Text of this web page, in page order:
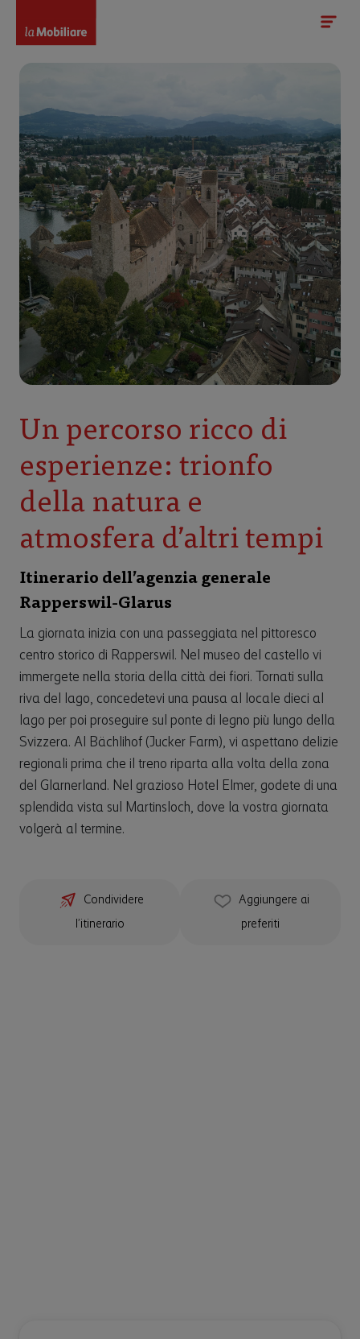
Un percorso ricco di
esperienze: trionfo
della natura e
atmosfera d’altri tempi
Itinerario dell’agenzia generale
Rapperswil-Glarus
La giornata inizia con una passeggiata nel pittoresco
centro storico di Rapperswil. Nel museo del castello vi
immergete nella storia della città dei fiori. Tornati sulla
riva del lago, concedetevi una pausa al locale dieci al
lago per poi proseguire sul ponte di legno più lungo della
Svizzera. Al Bächlihof (Jucker Farm), vi aspettano delizie
regionali prima che il treno riparta alla volta della zona
del Glarnerland. Nel grazioso Hotel Elmer, godete di una
splendida vista sul Martinsloch, dove la vostra giornata
volgerà al termine.
Condividere
l’itinerario
Aggiungere ai
preferiti